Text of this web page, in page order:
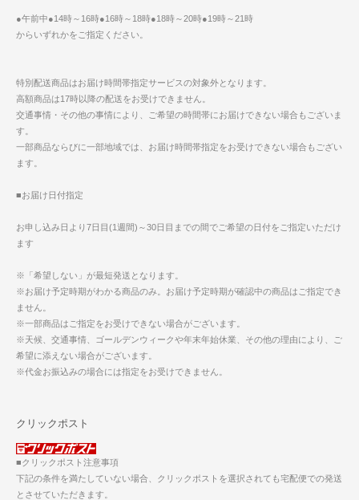
●午前中●14時～16時●16時～18時●18時～20時●19時～21時
からいずれかをご指定ください。
特別配送商品はお届け時間帯指定サービスの対象外となります。
高額商品は17時以降の配送をお受けできません。
交通事情・その他の事情により、ご希望の時間帯にお届けできない場合もございま
す。
一部商品ならびに一部地域では、お届け時間帯指定をお受けできない場合もござい
ます。
■お届け日付指定
お申し込み日より7日目(1週間)～30日目までの間でご希望の日付をご指定いただけ
ます
※「希望しない」が最短発送となります。
※お届け予定時期がわかる商品のみ。お届け予定時期が確認中の商品はご指定でき
ません。
※一部商品はご指定をお受けできない場合がございます。
※天候、交通事情、ゴールデンウィークや年末年始休業、その他の理由により、ご
希望に添えない場合がございます。
※代金お振込みの場合には指定をお受けできません。
クリックポスト
■クリックポスト注意事項
下記の条件を満たしていない場合、クリックポストを選択されても宅配便での発送
とさせていただきます。